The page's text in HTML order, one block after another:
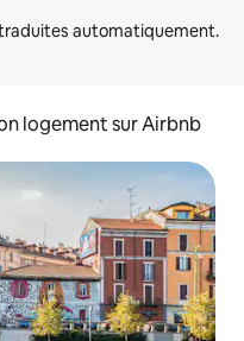
logement sur Airbnb